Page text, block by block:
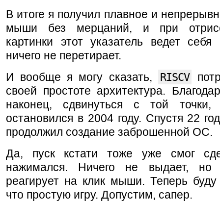
В итоге я получил плавное и
мыши без мерцаний, и при
картинки этот указатель ведет себя
ничего не перетирает.
И вообще я могу сказать,
RISCV
своей простоте архитектура.
наконец, сдвинуться с той точки,
остановился в 2004 году. Спустя 22
продолжил создание заброшенной ОС.
Да, пуск кстати тоже уже смог
нажимался. Ничего не выдает, но
реагирует на клик мыши. Теперь буду
что простую игру. Допустим, сапер.